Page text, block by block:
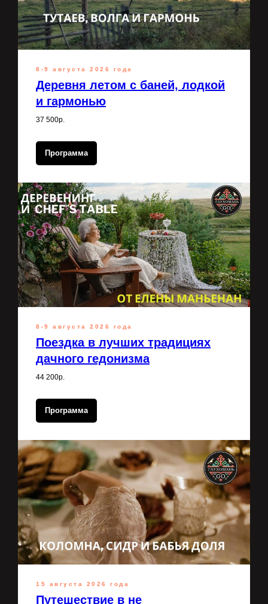
8-9 августа 2026 года
Деревня летом с баней, лодкой
и гармонью
37 500р.
Программа
8-9 августа 2026 года
Поездка в лучших традициях
дачного гедонизма
44 200р.
Программа
15 августа 2026 года
Путешествие в не